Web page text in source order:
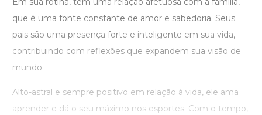
que é uma fonte constante de amor e sabedoria. Seus
pais são uma presença forte e inteligente em sua vida,
contribuindo com reflexões que expandem sua visão de
mundo.
Alto-astral e sempre positivo em relação à vida, ele ama
aprender e dá o seu máximo nos esportes. Com o tempo,